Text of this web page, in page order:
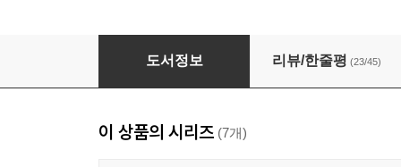
초등 Grammar Inside 1
도서정보 리뷰/한줄평 (23/45)
이 상품의 시리즈 (7개)